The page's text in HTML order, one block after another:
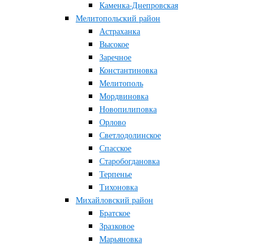
Каменка-Днепровская
Мелитопольский район
Астраханка
Высокое
Заречное
Константиновка
Мелитополь
Мордвиновка
Новопилиповка
Орлово
Светлодолинское
Спасское
Старобогдановка
Терпенье
Тихоновка
Михайловский район
Братское
Зразковое
Марьяновка